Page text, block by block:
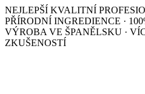
NEJLEPŠÍ KVALITNÍ
PŘÍRODNÍ INGREDIENCE ·
VÝROBA VE ŠPANĚLSKU ·
ZKUŠENOSTÍ